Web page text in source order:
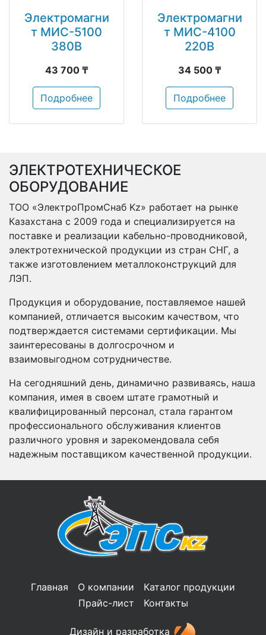
Электромагни
т МИС-5100
380В
43 700 ₸
Подробнее
Электромагни
т МИС-4100
220В
34 500 ₸
Подробнее
ЭЛЕКТРОТЕХНИЧЕСКОЕ
ОБОРУДОВАНИЕ
ТОО «ЭлектроПромСнаб Kz» работает на рынке
Казахстана с 2009 года и специализируется на
поставке и реализации кабельно-проводниковой,
электротехнической продукции из стран СНГ, а
также изготовлением металлоконструкций для
ЛЭП.
Продукция и оборудование, поставляемое нашей
компанией, отличается высоким качеством, что
подтверждается системами сертификации. Мы
заинтересованы в долгосрочном и
взаимовыгодном сотрудничестве.
На сегодняшний день, динамично развиваясь, наша
компания, имея в своем штате грамотный и
квалифицированный персонал, стала гарантом
профессионального обслуживания клиентов
различного уровня и зарекомендовала себя
надежным поставщиком качественной продукции.
Главная О компании
Каталог продукции
Прайс-лист
Контакты
Дизайн и разработка